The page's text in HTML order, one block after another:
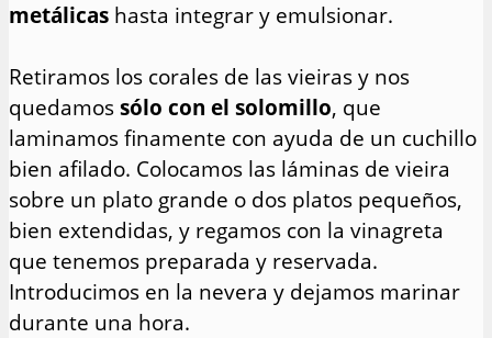
metálicas hasta integrar y emulsionar.
Retiramos los corales de las vieiras y nos
quedamossólo con el solomillo, que
laminamos finamente con ayuda de un cuchillo
bien afilado. Colocamos las láminas de vieira
sobre un plato grande o dos platos pequeños,
bien extendidas, y regamos con la vinagreta
que tenemos preparada y reservada.
Introducimos en la nevera y dejamos marinar
durante una hora.